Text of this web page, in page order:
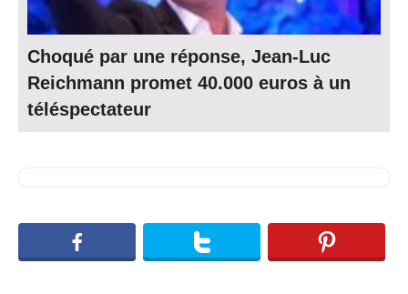
Choqué par une réponse, Jean-Luc
Reichmann promet 40.000 euros à un
téléspectateur